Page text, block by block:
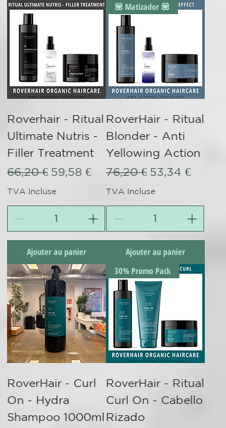
Roverhair - Ritual
Ultimate Nutris -
Filler Treatment
Prix original
66,20 € Prix promotionnel
59,58 €
TVA Incluse
Ajouter au panier
💟 Matizador 💟
RoverHair - Ritual
Blonder - Anti
Yellowing Action
Prix original
76,20 € Prix
53,34 €
TVA Incluse
Ajouter au panier
RoverHair - Curl
On - Hydra
Shampoo 1000ml
30% Promo Pack
RoverHair - Ritual
Curl On - Cabello
Rizado